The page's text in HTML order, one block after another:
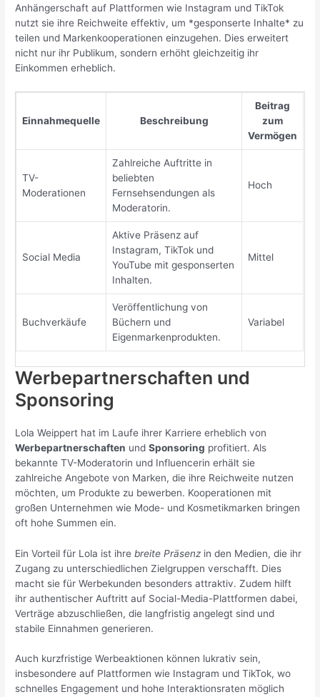
Anhängerschaft auf Plattformen wie Instagram und TikTok
nutzt sie ihre Reichweite effektiv, um *gesponserte Inhalte* zu
teilen und Markenkooperationen einzugehen. Dies erweitert
nicht nur ihr Publikum, sondern erhöht gleichzeitig ihr
Einkommen erheblich.
Einnahmequelle Beschreibung
Beitrag
zum
Vermögen
TV-
Moderationen
Zahlreiche Auftritte in
beliebten
Fernsehsendungen als
Moderatorin.
Hoch
Social Media
Aktive Präsenz auf
Instagram, TikTok und
YouTube mit gesponserten
Inhalten.
Mittel
Buchverkäufe
Veröffentlichung von
Büchern und
Eigenmarkenprodukten.
Variabel
Werbepartnerschaften und
Sponsoring
Lola Weippert hat im Laufe ihrer Karriere erheblich von
Werbepartnerschaften undSponsoring profitiert. Als
bekannte TV-Moderatorin und Influencerin erhält sie
zahlreiche Angebote von Marken, die ihre Reichweite nutzen
möchten, um Produkte zu bewerben. Kooperationen mit
großen Unternehmen wie Mode- und Kosmetikmarken bringen
oft hohe Summen ein.
Ein Vorteil für Lola ist ihrebreite Präsenz in den Medien, die ihr
Zugang zu unterschiedlichen Zielgruppen verschafft. Dies
macht sie für Werbekunden besonders attraktiv. Zudem hilft
ihr authentischer Auftritt auf Social-Media-Plattformen dabei,
Verträge abzuschließen, die langfristig angelegt sind und
stabile Einnahmen generieren.
Auch kurzfristige Werbeaktionen können lukrativ sein,
insbesondere auf Plattformen wie Instagram und TikTok, wo
schnelles Engagement und hohe Interaktionsraten möglich